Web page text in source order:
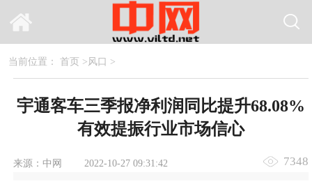
当前位置： 首页 >风口 >
宇通客车三季报净利润同比提升68.08%
有效提振行业市场信心
来源：中网 2022-10-27 09:31:42 7348